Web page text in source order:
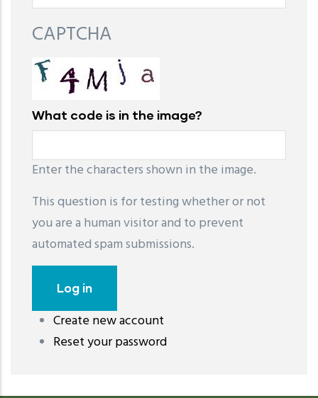
CAPTCHA
What code is in the image?
Enter the characters shown in the image.
This question is for testing whether or not
you are a human visitor and to prevent
automated spam submissions.
Create new account
Reset your password
레딧 다운로드coloring pages printable
download